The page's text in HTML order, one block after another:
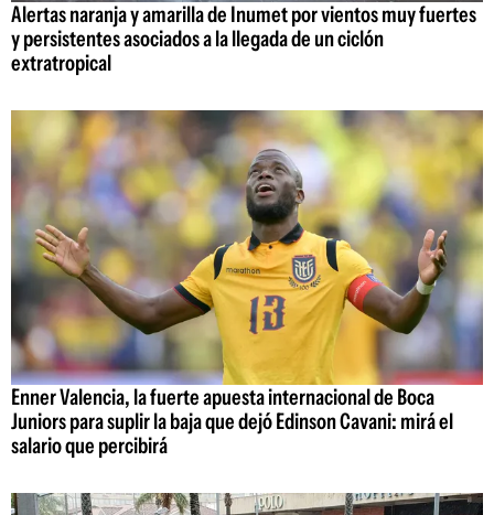
Alertas naranja y amarilla de Inumet por vientos muy fuertes
y persistentes asociados a la llegada de un ciclón
extratropical
Enner Valencia, la fuerte apuesta internacional de Boca
Juniors para suplir la baja que dejó Edinson Cavani: mirá el
salario que percibirá